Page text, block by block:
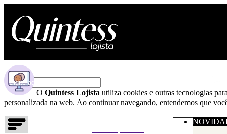
O Quintess Lojista utiliza cookies e outras tecnologias
personalizada na web. Ao continuar navegando, entendemos que